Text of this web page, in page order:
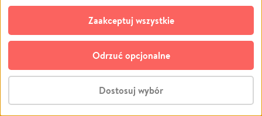
Stwórz zbiórkę - za darmo
Pogrzeb
Społeczność lokalna
Kultura
Impreza
Ochrona środowiska
Biznes
© CROWDING SP. Z O.O.
opcjonalnych plików cookie
technologii do celów analitycznych i retargetingowych. Możesz wyrazić
zgodę na ich stosowanie lub jej odmówić. W dowolnym momencie masz
możliwość zmiany swoich preferencji na stronie „Zarządzaj zgodami cookie”,
do której link znajdziesz w stopce serwisu Pomagam.pl. Opcjonalne pliki
cookie wykorzystywane są w następujących celach:
działanie serwisu Pomagam.pl. Dzięki nim możemy zrozumieć, jak
użytkownicy korzystają z naszego serwisu – skąd trafiają do serwisu, jak
Dostosuj wybór
Odrzuć opcjonalne
Zaakceptuj wszystkie